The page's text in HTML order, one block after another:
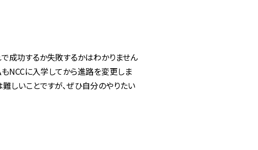
で成功するか失敗するかはわかりません
NCCに入学してから進路を変更しま
しいことですが、ぜひ自分のやりたい